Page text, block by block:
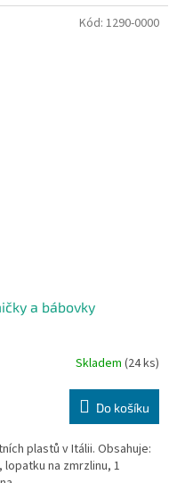
a bábovky
Skladem (24 ks)
Do košíku
plastů v Itálii. Obsahuje:
na zmrzlinu, 1
Kód: 1290-0000